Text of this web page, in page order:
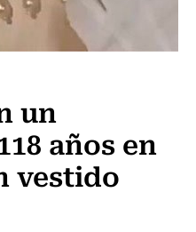
un
años en
vestido